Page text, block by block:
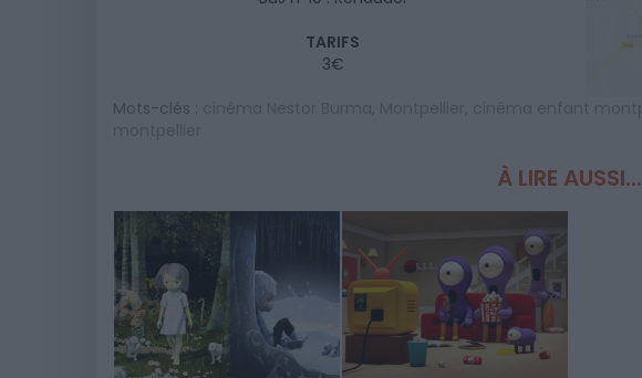
TARIFS
3€
Mots-clés : , ,
À LIRE AUSSI...